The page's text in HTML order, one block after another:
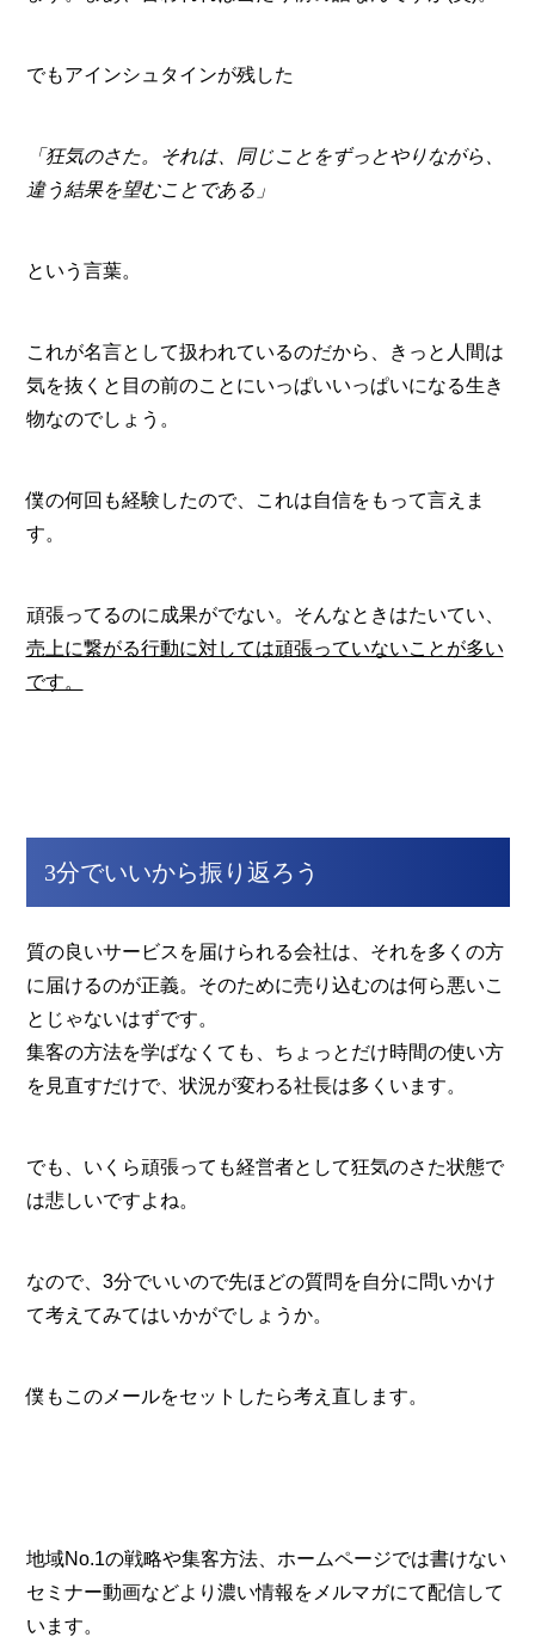
でもアインシュタインが残した
「狂気のさた。それは、同じことをずっとやりながら、
違う結果を望むことである」
という言葉。
これが名言として扱われているのだから、きっと人間は
気を抜くと目の前のことにいっぱいいっぱいになる生き
物なのでしょう。
僕の何回も経験したので、これは自信をもって言えま
す。
頑張ってるのに成果がでない。そんなときはたいてい、
売上に繋がる行動に対しては頑張っていないことが多い
です。
3分でいいから振り返ろう
質の良いサービスを届けられる会社は、それを多くの方
に届けるのが正義。そのために売り込むのは何ら悪いこ
とじゃないはずです。
集客の方法を学ばなくても、ちょっとだけ時間の使い方
を見直すだけで、状況が変わる社長は多くいます。
でも、いくら頑張っても経営者として狂気のさた状態で
は悲しいですよね。
なので、3分でいいので先ほどの質問を自分に問いかけ
て考えてみてはいかがでしょうか。
僕もこのメールをセットしたら考え直します。
地域No.1の戦略や集客方法、ホームページでは書けない
セミナー動画などより濃い情報をメルマガにて配信して
います。